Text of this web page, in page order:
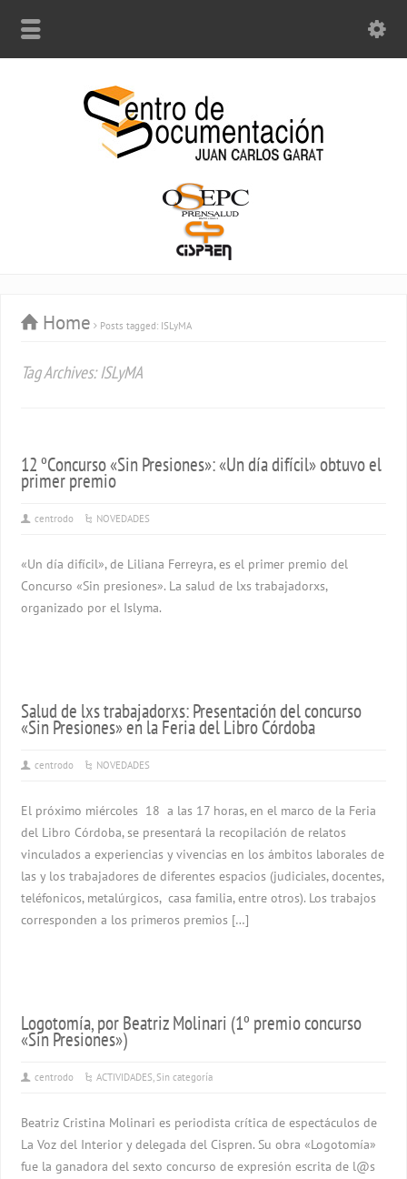
Home Posts tagged: ISLyMA
Tag Archives: ISLyMA
12 ºConcurso «Sin Presiones»: «Un día difícil» obtuvo el
primer premio
centrodo NOVEDADES
«Un día difícil», de Liliana Ferreyra, es el primer premio del
Concurso «Sin presiones». La salud de lxs trabajadorxs,
organizado por el Islyma.
Salud de lxs trabajadorxs: Presentación del concurso
«Sin Presiones» en la Feria del Libro Córdoba
centrodo NOVEDADES
El próximo miércoles 18 a las 17 horas, en el marco de la Feria
del Libro Córdoba, se presentará la recopilación de relatos
vinculados a experiencias y vivencias en los ámbitos laborales de
las y los trabajadores de diferentes espacios (judiciales, docentes,
teléfonicos, metalúrgicos, casa familia, entre otros). Los trabajos
corresponden a los primeros premios […]
Logotomía, por Beatriz Molinari (1º premio concurso
«Sin Presiones»)
centrodo ACTIVIDADES,Sin categoría
Beatriz Cristina Molinari es periodista crítica de espectáculos de
La Voz del Interior y delegada del Cispren. Su obra «Logotomía»
fue la ganadora del sexto concurso de expresión escrita de l@s